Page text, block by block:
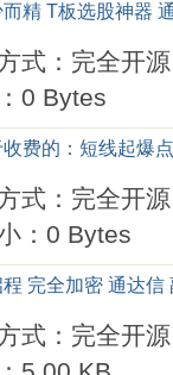
精 T板选股神器
式：完全开源
0 Bytes
费的：短线起爆
式：完全开源
：0 Bytes
程 完全加密 通达
式：完全开源